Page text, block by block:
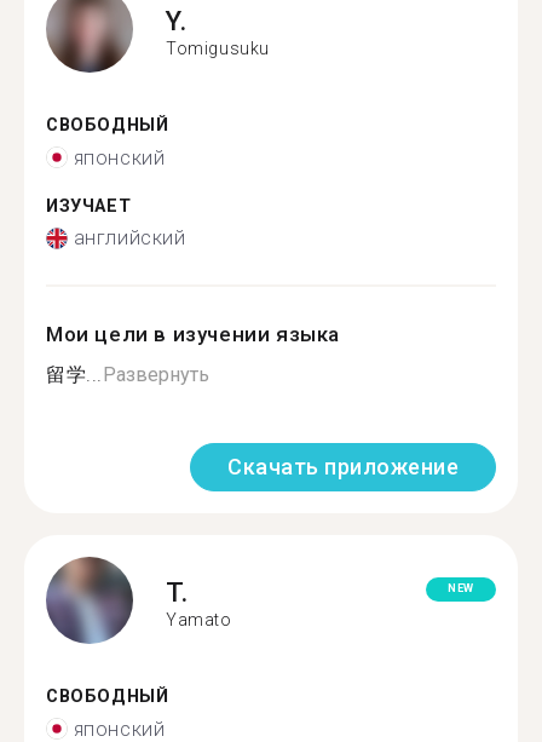
Y.
Tomigusuku
СВОБОДНЫЙ
японский
ИЗУЧАЕТ
английский
Мои цели в изучении языка
留学...Развернуть
Скачать приложение
T.
Yamato
NEW
СВОБОДНЫЙ
японский